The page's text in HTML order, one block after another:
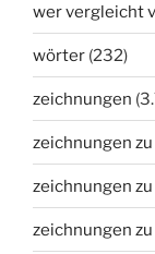
wer vergleicht
wörter (232)
zeichnungen
zeichnungen
zeichnungen
zeichnungen